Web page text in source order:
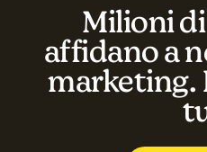
Milioni
affidano a
marketing.